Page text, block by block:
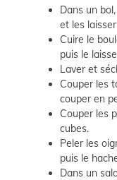
Dans un
et les
Cuire le
puis le
Laver et
Couper les
couper en
Couper les
cubes.
Peler les
puis le
Dans un